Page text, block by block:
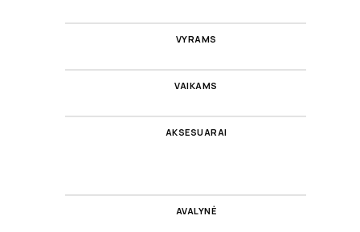
VYRAMS
VAIKAMS
AKSESUARAI
AVALYNĖ